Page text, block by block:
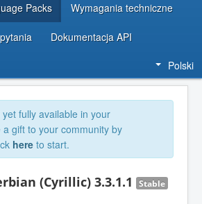
Packs Wymagania techniczne
Dokumentacja API
Polski
fully available in your
gift to your community by
here to start.
(Cyrillic) 3.3.1.1 Stable